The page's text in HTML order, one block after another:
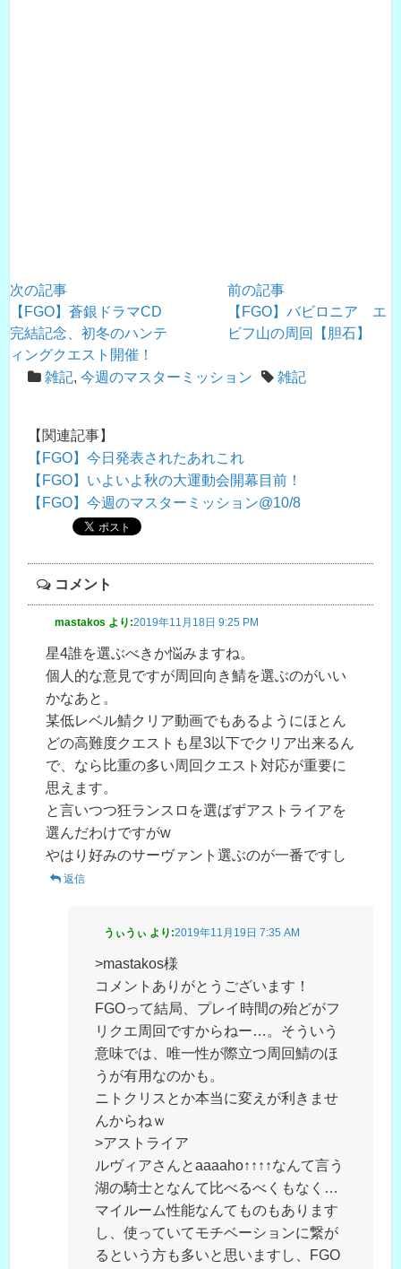
前の記事
【FGO】バビロニア エ
ビフ山の周回【胆石】
次の記事
【FGO】蒼銀ドラマCD
完結記念、初冬のハンテ
ィングクエスト開催！
雑記, 今週のマスターミッション 雑記
【関連記事】
【FGO】今日発表されたあれこれ
【FGO】いよいよ秋の大運動会開幕目前！
【FGO】今週のマスターミッション@10/8
コメント
mastakos より:2019年11月18日 9:25 PM
星4誰を選ぶべきか悩みますね。
個人的な意見ですが周回向き鯖を選ぶのがいい
かなあと。
某低レベル鯖クリア動画でもあるようにほとん
どの高難度クエストも星3以下でクリア出来るん
で、なら比重の多い周回クエスト対応が重要に
思えます。
と言いつつ狂ランスロを選ばずアストライアを
選んだわけですがw
やはり好みのサーヴァント選ぶのが一番ですし
返信
うぃうぃ より:2019年11月19日 7:35 AM
>mastakos様
コメントありがとうございます！
FGOって結局、プレイ時間の殆どがフ
リクエ周回ですからねー…。そういう
意味では、唯一性が際立つ周回鯖のほ
うが有用なのかも。
ニトクリスとか本当に変えが利きませ
んからねｗ
>アストライア
ルヴィアさんとaaaaho↑↑↑↑なんて言う
湖の騎士となんて比べるべくもなく…
マイルーム性能なんてものもあります
し、使っていてモチベーションに繋が
るという方も多いと思いますし、FGO